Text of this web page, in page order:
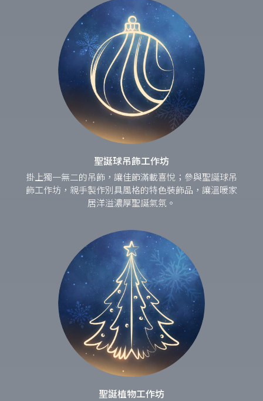
聖誕球吊飾工作坊
掛上獨一無二的吊飾，讓佳節滿載喜悅；參與聖誕球吊
飾工作坊，親手製作別具風格的特色裝飾品，讓溫暖家
居洋溢濃厚聖誕氣氛。
聖誕植物工作坊